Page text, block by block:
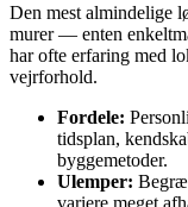
Den mest almindelige
murer — enten
har ofte erfaring med
vejrforhold.
Fordele:
tidsplan,
byggemetoder.
Ulemper:
variere meget